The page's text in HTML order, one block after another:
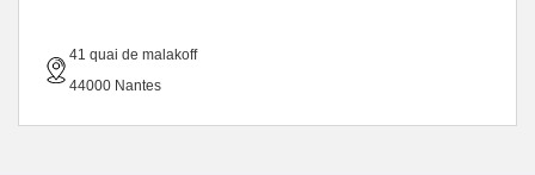
41 quai de malakoff
44000 Nantes